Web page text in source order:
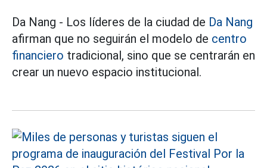
Da Nang - Los líderes de la ciudad de Da Nang
afirman que no seguirán el modelo de centro
financiero tradicional, sino que se centrarán en
crear un nuevo espacio institucional.